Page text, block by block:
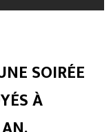
SOIRÉE
À